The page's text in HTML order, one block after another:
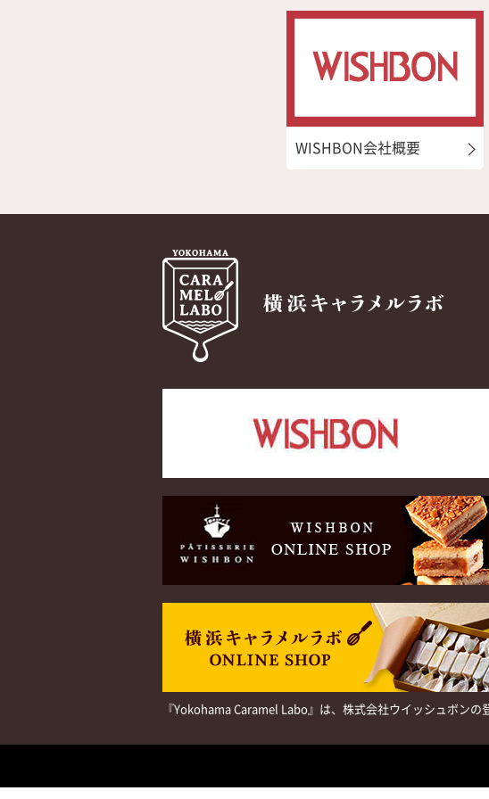
WISHBON会社概要
『Yokohama Caramel Labo』は、株式会社ウイッシュボンの